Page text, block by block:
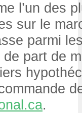
l’un des
sur le
parmi
part de
.